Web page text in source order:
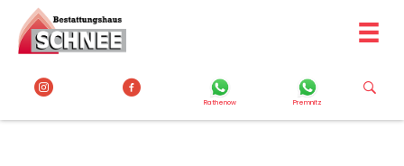
Inhalt
springen
Rathenow Premnitz